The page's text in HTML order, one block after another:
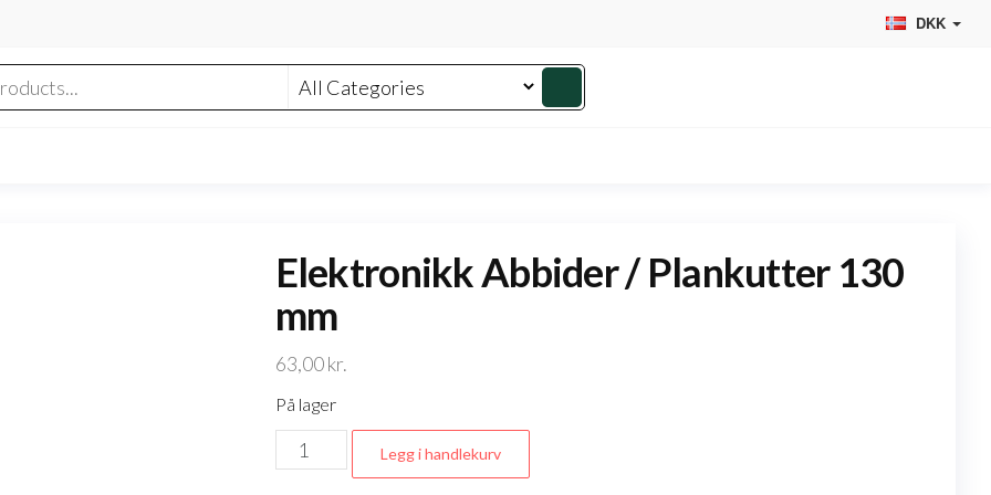
DKK
Elektronikk Abbider / Plankutter 130
mm
63,00kr.
På lager
Elektronikk
Abbider
Legg i handlekurv